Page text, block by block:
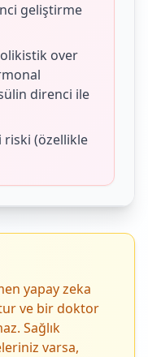
geliştirme
over
direnci ile
riski (özellikle
yapay zeka
ve bir doktor
Sağlık
varsa,